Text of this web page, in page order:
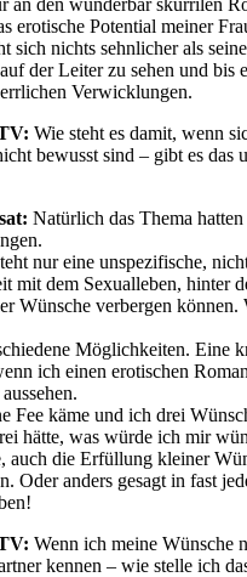
erotische Potential meiner
sich nichts sehnlicher als
der Leiter zu sehen und bis
Verwicklungen.
Wie steht es damit, wenn
bewusst sind – gibt es das
Natürlich das Thema
nur eine unspezifische,
mit dem Sexualleben, hinter
Wünsche verbergen können.
Möglichkeiten. Eine
ich einen erotischen
Fee käme und ich drei
hätte, was würde ich mir
auch die Erfüllung kleiner
Oder anders gesagt in fast
Wenn ich meine Wünsche
kennen – wie stelle ich